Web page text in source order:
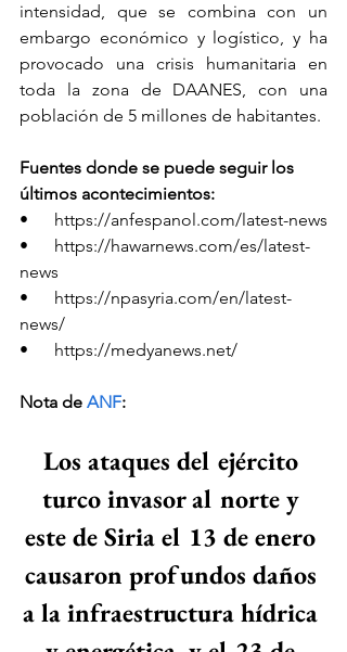
intensidad, que se combina con un
embargo económico y logístico, y ha
provocado una crisis humanitaria en
toda la zona de DAANES, con una
población de 5 millones de habitantes.
Fuentes donde se puede seguir los
últimos acontecimientos:
•
https://anfespanol.com/latest-news
•
https://hawarnews.com/es/latest-
news
•
https://npasyria.com/en/latest-
news/
•
https://medyanews.net/
Nota de ANF:
Los ataques del ejército
turco invasor al norte y
este de Siria el 13 de enero
causaron profundos daños
a la infraestructura hídrica